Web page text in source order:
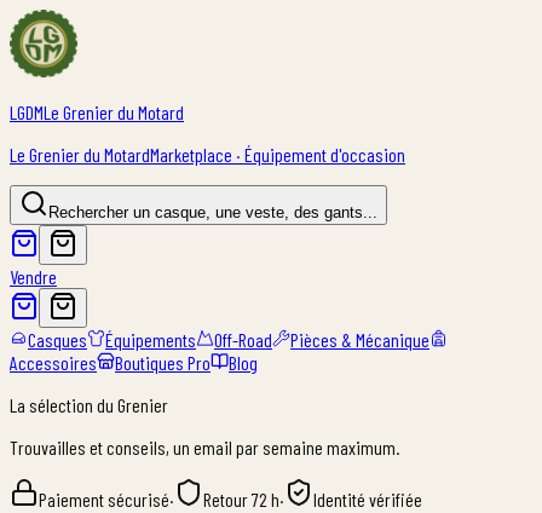
LGDMLe Grenier du Motard
Le Grenier du MotardMarketplace · Équipement d'occasion
Rechercher un casque, une veste, des gants...
Vendre
Casques Équipements Off-Road
Pièces & Mécanique
Accessoires
Boutiques Pro
Blog
La sélection du Grenier
Trouvailles et conseils, un email par semaine maximum.
Paiement sécurisé· Retour 72 h·
Identité vérifiée